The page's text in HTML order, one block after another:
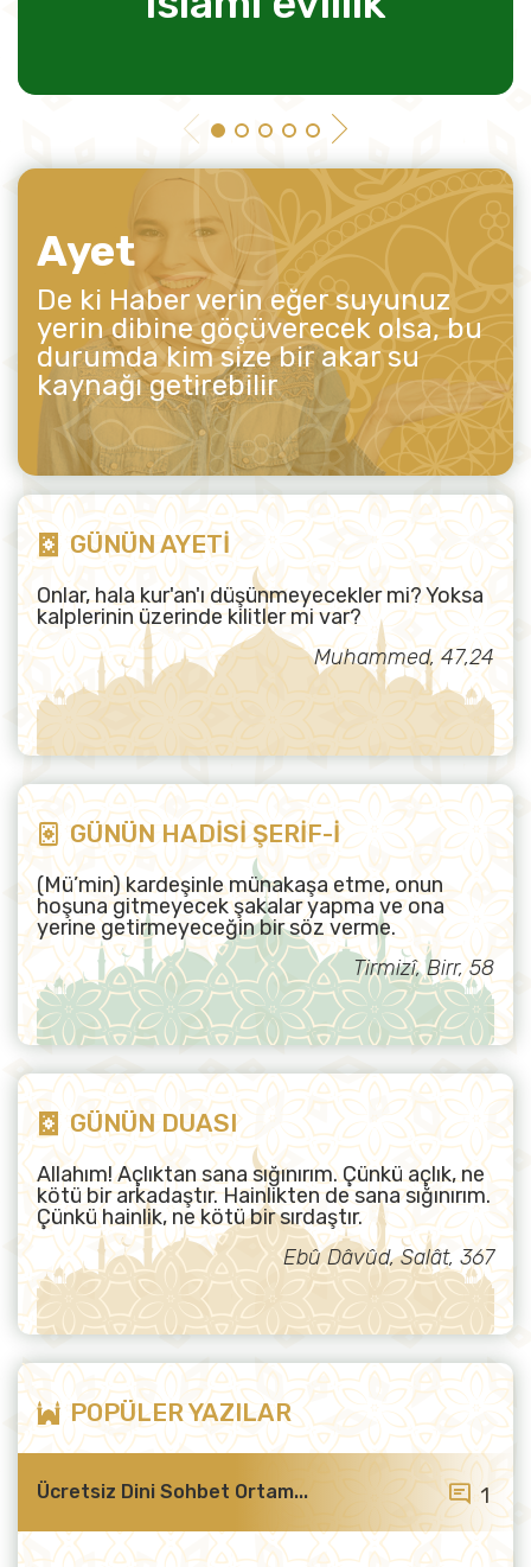
Ayet
De ki Haber verin eğer suyunuz
yerin dibine göçüverecek olsa, bu
durumda kim size bir akar su
kaynağı getirebilir
GÜNÜN AYETİ
Onlar, hala kur'an'ı düşünmeyecekler mi? Yoksa
kalplerinin üzerinde kilitler mi var?
Muhammed, 47,24
GÜNÜN HADİSİ ŞERİF-İ
(Mü’min) kardeşinle münakaşa etme, onun
hoşuna gitmeyecek şakalar yapma ve ona
yerine getirmeyeceğin bir söz verme.
Tirmizî, Birr, 58
GÜNÜN DUASI
Allahım! Açlıktan sana sığınırım. Çünkü açlık, ne
kötü bir arkadaştır. Hainlikten de sana sığınırım.
Çünkü hainlik, ne kötü bir sırdaştır.
Ebû Dâvûd, Salât, 367
POPÜLER YAZILAR
Ücretsiz Dini Sohbet Ortam... 1